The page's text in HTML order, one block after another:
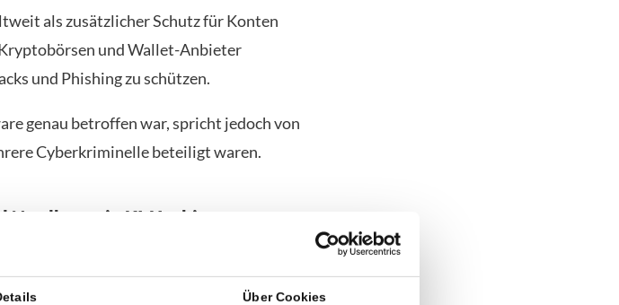
Über Cookies
als zusätzlicher Schutz für Konten
und Wallet-Anbieter
und Phishing zu schützen.
genau betroffen war, spricht jedoch von
Cyberkriminelle beteiligt waren.
Nordkorea in KI-Hacking
Cyberoperationen zeigen.